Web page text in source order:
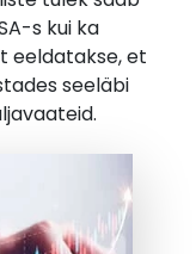
s kui ka
eeldatakse, et
seeläbi